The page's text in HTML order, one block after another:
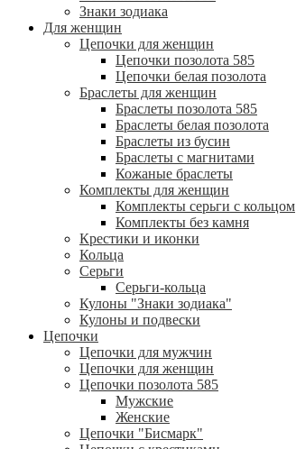
Знаки зодиака
Для женщин
Цепочки для женщин
Цепочки позолота 585
Цепочки белая позолота
Браслеты для женщин
Браслеты позолота 585
Браслеты белая позолота
Браслеты из бусин
Браслеты с магнитами
Кожаные браслеты
Комплекты для женщин
Комплекты серьги с кольцом
Комплекты без камня
Крестики и иконки
Кольца
Серьги
Серьги-кольца
Кулоны "Знаки зодиака"
Кулоны и подвески
Цепочки
Цепочки для мужчин
Цепочки для женщин
Цепочки позолота 585
Мужские
Женские
Цепочки "Бисмарк"